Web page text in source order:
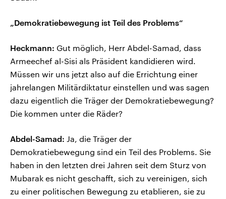
„Demokratiebewegung ist Teil des Problems“
Heckmann: Gut möglich, Herr Abdel-Samad, dass
Armeechef al-Sisi als Präsident kandidieren wird.
Müssen wir uns jetzt also auf die Errichtung einer
jahrelangen Militärdiktatur einstellen und was sagen
dazu eigentlich die Träger der Demokratiebewegung?
Die kommen unter die Räder?
Abdel-Samad: Ja, die Träger der
Demokratiebewegung sind ein Teil des Problems. Sie
haben in den letzten drei Jahren seit dem Sturz von
Mubarak es nicht geschafft, sich zu vereinigen, sich
zu einer politischen Bewegung zu etablieren, sie zu